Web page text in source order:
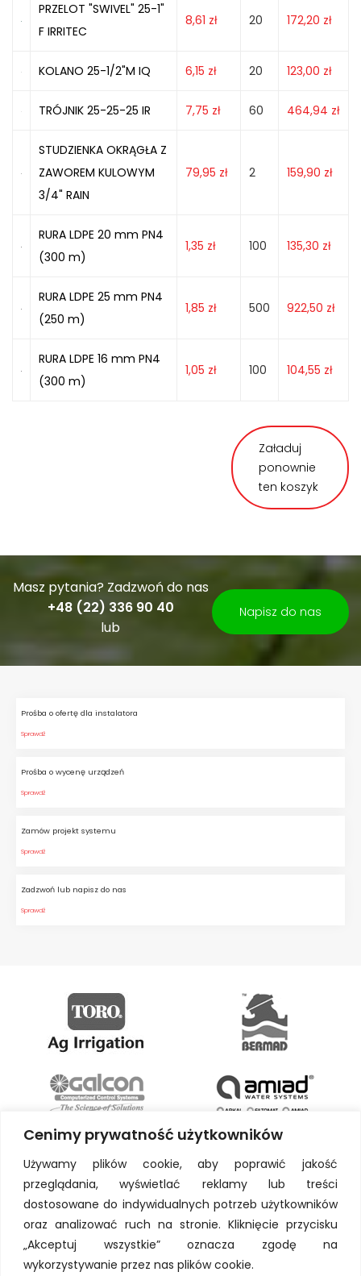
Cenimy prywatność użytkowników
Używamy plików cookie, aby poprawić jakość
przeglądania, wyświetlać reklamy lub treści
dostosowane do indywidualnych potrzeb użytkowników
oraz analizować ruch na stronie. Kliknięcie przycisku
„Akceptuj wszystkie” oznacza zgodę na
wykorzystywanie przez nas plików cookie.
PRZELOT "SWIVEL" 25-1"
F IRRITEC
8,61 zł 20 172,20 zł
KOLANO 25-1/2"M IQ 6,15 zł 20 123,00 zł
TRÓJNIK 25-25-25 IR 7,75 zł 60 464,94 zł
STUDZIENKA OKRĄGŁA Z
ZAWOREM KULOWYM
3/4" RAIN
79,95 zł 2 159,90 zł
RURA LDPE 20 mm PN4
(300 m)
1,35 zł 100 135,30 zł
RURA LDPE 25 mm PN4
(250 m)
1,85 zł 500 922,50 zł
RURA LDPE 16 mm PN4
(300 m)
1,05 zł 100 104,55 zł
Załaduj
ponownie
ten koszyk
Masz pytania? Zadzwoń do nas
+48 (22) 336 90 40
lub
Napisz do nas
Prośba o ofertę dla instalatora
Sprawdź
Prośba o wycenę urządzeń
Sprawdź
Zamów projekt systemu
Sprawdź
Zadzwoń lub napisz do nas
Sprawdź